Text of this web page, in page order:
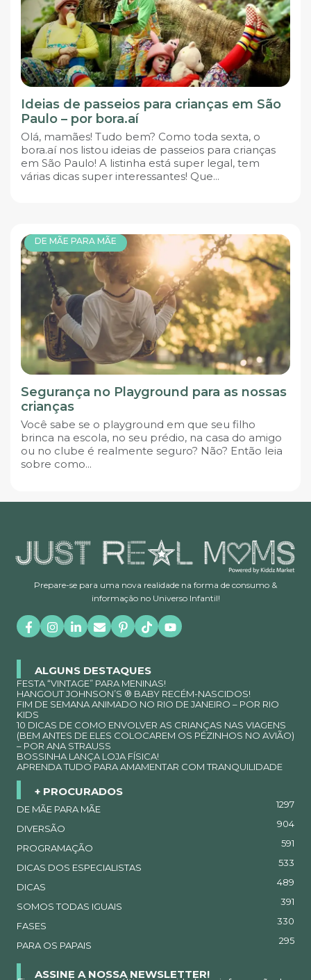
Ideias de passeios para crianças em São
Paulo – por bora.aí
Olá, mamães! Tudo bem? Como toda sexta, o
bora.aí nos listou ideias de passeios para crianças
em São Paulo! A listinha está super legal, tem
várias dicas super interessantes! Que...
DE MÃE PARA MÃE
Segurança no Playground para as nossas
crianças
Você sabe se o playground em que seu filho
brinca na escola, no seu prédio, na casa do amigo
ou no clube é realmente seguro? Não? Então leia
sobre como...
Prepare-se para uma nova realidade na forma de consumo &
informação no Universo Infantil!
ALGUNS DESTAQUES
FESTA “VINTAGE” PARA MENINAS!
HANGOUT JOHNSON’S ® BABY RECÉM-NASCIDOS!
FIM DE SEMANA ANIMADO NO RIO DE JANEIRO – POR RIO
KIDS
10 DICAS DE COMO ENVOLVER AS CRIANÇAS NAS VIAGENS
(BEM ANTES DE ELES COLOCAREM OS PÉZINHOS NO AVIÃO)
– POR ANA STRAUSS
BOSSINHA LANÇA LOJA FÍSICA!
APRENDA TUDO PARA AMAMENTAR COM TRANQUILIDADE
+ PROCURADOS
DE MÃE PARA MÃE 1297
DIVERSÃO 904
PROGRAMAÇÃO 591
DICAS DOS ESPECIALISTAS 533
DICAS 489
SOMOS TODAS IGUAIS 391
FASES 330
PARA OS PAPAIS 295
ASSINE A NOSSA NEWSLETTER!